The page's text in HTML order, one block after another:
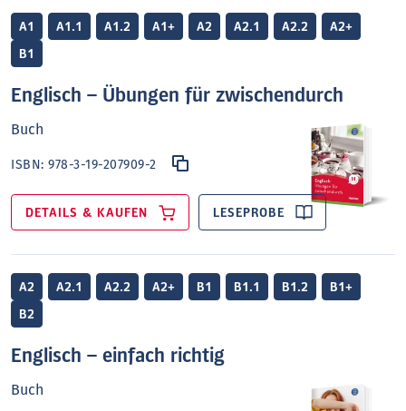
A1 A1.1 A1.2 A1+ A2 A2.1 A2.2 A2+
B1
Englisch – Übungen für zwischendurch
Buch
ISBN:978-3-19-207909-2
DETAILS & KAUFEN LESEPROBE
A2 A2.1 A2.2 A2+ B1 B1.1 B1.2 B1+
B2
Englisch – einfach richtig
Buch